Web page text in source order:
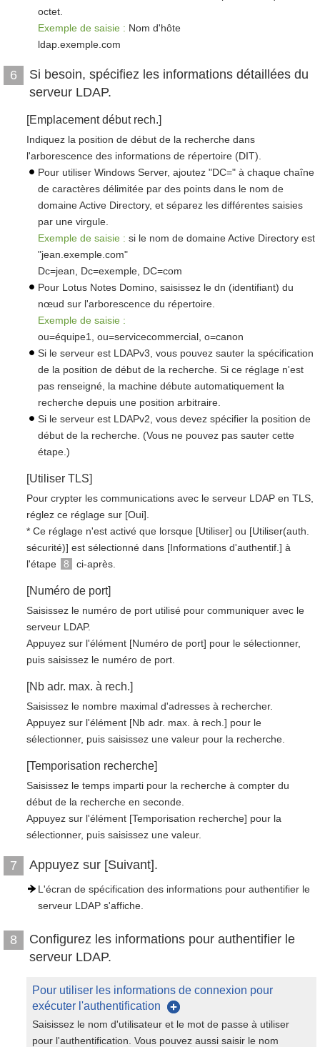
octet.
Exemple de saisie : Nom d'hôte
ldap.exemple.com
6
Si besoin, spécifiez les informations détaillées du
serveur LDAP.
[Emplacement début rech.]
Indiquez la position de début de la recherche dans
l'arborescence des informations de répertoire (DIT).
Pour utiliser Windows Server, ajoutez "DC=" à chaque chaîne
de caractères délimitée par des points dans le nom de
domaine Active Directory, et séparez les différentes saisies
par une virgule.
Exemple de saisie : si le nom de domaine Active Directory est
"jean.exemple.com"
Dc=jean, Dc=exemple, DC=com
Pour Lotus Notes Domino, saisissez le dn (identifiant) du
nœud sur l'arborescence du répertoire.
Exemple de saisie :
ou=équipe1, ou=servicecommercial, o=canon
Si le serveur est LDAPv3, vous pouvez sauter la spécification
de la position de début de la recherche. Si ce réglage n'est
pas renseigné, la machine débute automatiquement la
recherche depuis une position arbitraire.
Si le serveur est LDAPv2, vous devez spécifier la position de
début de la recherche. (Vous ne pouvez pas sauter cette
étape.)
[Utiliser TLS]
Pour crypter les communications avec le serveur LDAP en TLS,
réglez ce réglage sur [Oui].
* Ce réglage n'est activé que lorsque [Utiliser] ou [Utiliser(auth.
sécurité)] est sélectionné dans [Informations d'authentif.] à
l'étape
8 ci-après.
[Numéro de port]
Saisissez le numéro de port utilisé pour communiquer avec le
serveur LDAP.
Appuyez sur l'élément [Numéro de port] pour le sélectionner,
puis saisissez le numéro de port.
[Nb adr. max. à rech.]
Saisissez le nombre maximal d'adresses à rechercher.
Appuyez sur l'élément [Nb adr. max. à rech.] pour le
sélectionner, puis saisissez une valeur pour la recherche.
[Temporisation recherche]
Saisissez le temps imparti pour la recherche à compter du
début de la recherche en seconde.
Appuyez sur l'élément [Temporisation recherche] pour la
sélectionner, puis saisissez une valeur.
7 Appuyez sur [Suivant].
L'écran de spécification des informations pour authentifier le
serveur LDAP s'affiche.
8
Configurez les informations pour authentifier le
serveur LDAP.
Pour utiliser les informations de connexion pour
exécuter l'authentification
Saisissez le nom d'utilisateur et le mot de passe à utiliser
pour l'authentification. Vous pouvez aussi saisir le nom